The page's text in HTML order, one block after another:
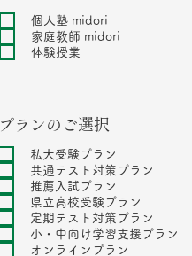
個人塾 midori
家庭教師 midori
体験授業
プランのご選択
私大受験プラン
共通テスト対策プラン
推薦入試プラン
県立高校受験プラン
定期テスト対策プラン
小・中向け学習支援プラン
オンラインプラン